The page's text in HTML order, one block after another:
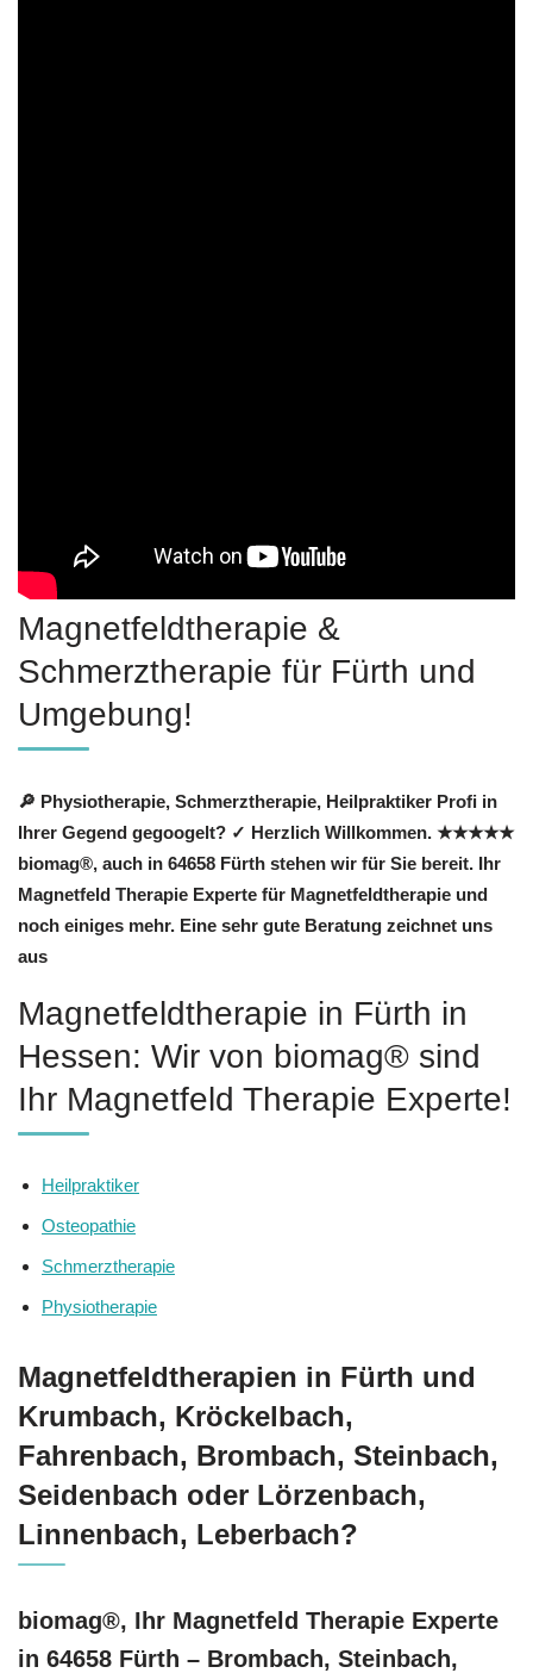
Magnetfeldtherapie &
Schmerztherapie für Fürth und
Umgebung!
🔎 Physiotherapie, Schmerztherapie, Heilpraktiker Profi in
Ihrer Gegend gegoogelt? ✓ Herzlich Willkommen. ★★★★★
biomag®, auch in 64658 Fürth stehen wir für Sie bereit. Ihr
Magnetfeld Therapie Experte für Magnetfeldtherapie und
noch einiges mehr. Eine sehr gute Beratung zeichnet uns
aus
Magnetfeldtherapie in Fürth in
Hessen: Wir von biomag® sind
Ihr Magnetfeld Therapie Experte!
Heilpraktiker
Osteopathie
Schmerztherapie
Physiotherapie
Magnetfeldtherapien in Fürth und
Krumbach, Kröckelbach,
Fahrenbach, Brombach, Steinbach,
Seidenbach oder Lörzenbach,
Linnenbach, Leberbach?
biomag®, Ihr Magnetfeld Therapie Experte
in 64658 Fürth – Brombach, Steinbach,